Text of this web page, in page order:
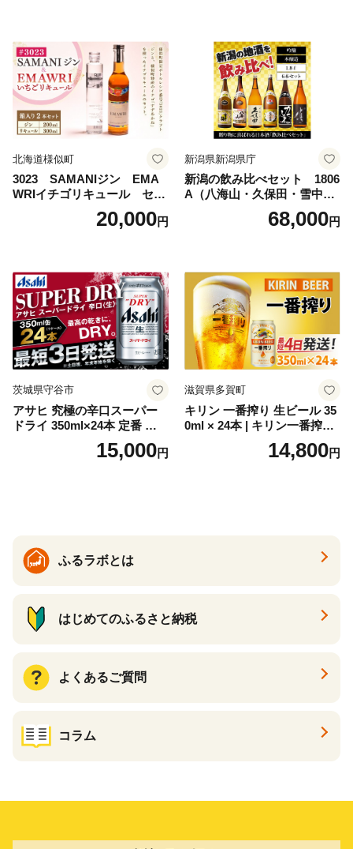
uper dry 11回 缶ビール 缶 ギ
フト 内祝い 茨城県守谷市 送
料無料
北海道様似町
3023 SAMANIジン EMA
WRIイチゴリキュール セッ
ト（箱入り）【大人の味 酒
お酒 洋酒 スピリッツ クラフ
セット 詰め合わせ カクテル
ソーダ割り アルコール ロッ
ク ソーダ ジントニック 】
20,000円
新潟県新潟県庁
新潟の飲み比べセット 1806
A（八海山・久保田・雪中
梅・越乃寒梅・かたふね・千
68,000円
茨城県守谷市
アサヒ 究極の辛口スーパー
ドライ 350ml×24本 定番 ビー
ル 缶ビール 酒 お酒 アルコー
15,000円
滋賀県多賀町
キリン 一番搾り 生ビール 35
0ml × 24本 | キリン一番搾り
キリンビール 一番搾り ビー
ル 24缶 きりんいちばんしぼ
14,800円
ふるラボとは
はじめてのふるさと納税
よくあるご質問
コラム